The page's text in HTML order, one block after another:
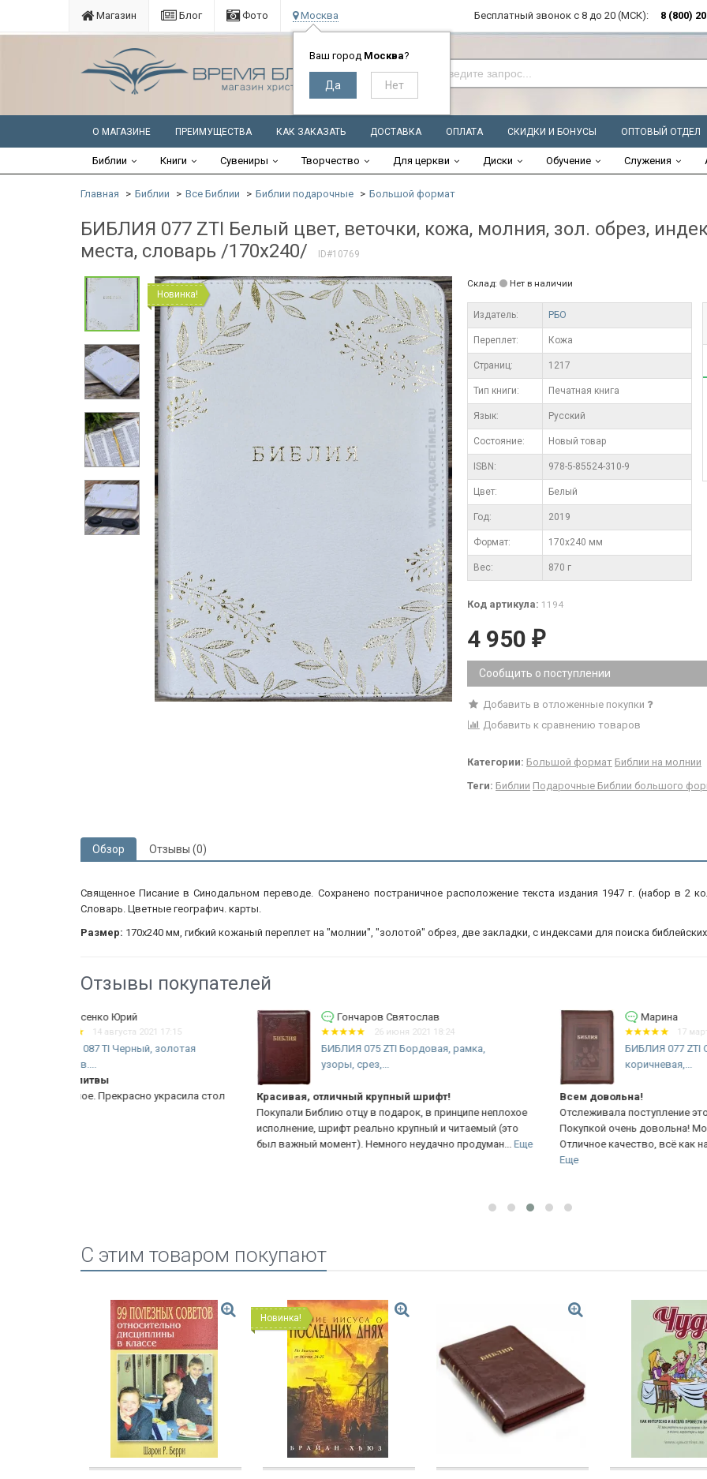
Магазин Блог Фото Москва
Ваш город Москва?
Бесплатный звонок с 8 до 20 (МСК): 8 (800)
О МАГАЗИНЕ ПРЕИМУЩЕСТВА КАК ЗАКАЗАТЬ ДОСТАВКА ОПЛАТА СКИДКИ И БОНУСЫ ОПТОВЫЙ ОТДЕЛ
Библии Книги Сувениры Творчество Для церкви Диски Обучение Служения
Главная Библии Все Библии Библии подарочные Большой формат
БИБЛИЯ 077 ZTI Белый цвет, веточки, кожа, молния, зол. обрез,
места, словарь /170х240/
ID#10769
Новинка!
Склад: Нет в наличии
Издатель: РБО
Переплет: Кожа
Cтраниц: 1217
Тип книги: Печатная книга
Язык: Русский
Состояние: Новый товар
ISBN: 978-5-85524-310-9
Цвет: Белый
Год: 2019
Формат: 170х240 мм
Вес: 870 г
Код артикула: 1194
4 950 ₽
Сообщить о поступлении
Добавить в отложенные покупки
Добавить к сравнению товаров
Категории: Большой формат Библии на молнии
Теги: Библии Подарочные Библии большого
Обзор Отзывы (0)
Священное Писание в Синодальном переводе. Сохранено постраничное расположение текста издания 1947 г. (набор в 2
Словарь. Цветные географич. карты.
Размер: 170х240 мм, гибкий кожаный переплет на "молнии", "золотой" обрез, две закладки, с индексами для поиска библейских
Отзывы покупателей
Гончаров Святослав
26 июня 2021 18:24
БИБЛИЯ 075 ZTI Бордовая, рамка,
Красивая, отличный крупный шрифт!
Покупали Библию отцу в подарок, в принципе неплохое
исполнение, шрифт реально крупный и читаемый (это
был важный момент). Немного неудачно продуман...Еще
БИБЛИЯ 077 ZTI Оливковая ветвь,
Всем довольна!
Отслеживала поступление этой Библии в магазин.
Покупкой очень довольна! Мои ожидания оправдались.
Отличное качество, всё как на фото. Благодарю за...
C этим товаром покупают
Новинка!